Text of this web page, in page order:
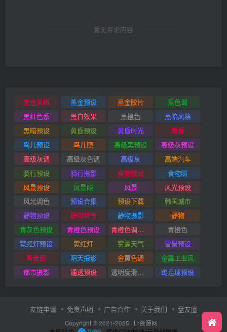
暂无评论内容
黑金风格 黑金预设 黑金胶片
黑色调
黑红色系
黑白效果 黑橙色
黑暗风格
黑暗预设
黄昏预设 黄昏时光
黄昏
鸟儿预设
鸟儿照 高级黑预设
高级灰预设
高级灰调
高级灰色调 高级灰
高端汽车
骑行预设
骑行摄影 食物预设
食物照
风景预设
风景照 风景
风光预设
风光调色
预设合集 预设下载
韩国城市
静物预设
静物特写 静物摄影
静物
青灰色预设
青橙色预设 青橙色调预设
青橙色
霓虹灯预设
霓虹灯 雾霾天气
雪景预设
雪景照
阴天摄影 金黄色调
金属工业风
都市摄影
通透预设 透明度滑块插件 踢足球预设
友链申请 免责声明 广告合作 关于我们 盘友圈
Copyright © 2021-2025 · Lr资源网 ·